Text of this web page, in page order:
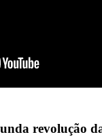
revolução